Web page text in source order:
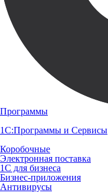
Программы
1С:Программы и Сервисы
Коробочные
Электронная поставка
1С для бизнеса
Бизнес-приложения
Антивирусы